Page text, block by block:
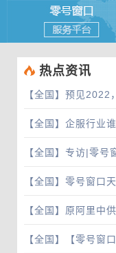
热点资讯
【全国】 预见2022
【全国】 企服行业
【全国】 专访|零号
【全国】 零号窗口
【全国】 原阿里中
【全国】 【零号窗